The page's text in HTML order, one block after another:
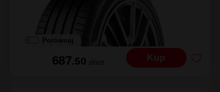
Porównaj
687.50 zł/szt Kup